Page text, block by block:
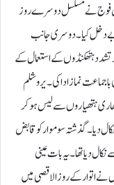
قابض فوج نے مسلسل دوسرے روز
بے دخل کیا۔ دوسری جانب
ہتھکنڈوں کے استعمال کے
جماعت نماز ادا کی۔یروشلم
ہتھیاروں سے لیس ہوکر
دیا۔گذشتہ سوموار کو قابض
دیا تھا۔یہ بات عینی
اتوار کے روز الاقصی میں